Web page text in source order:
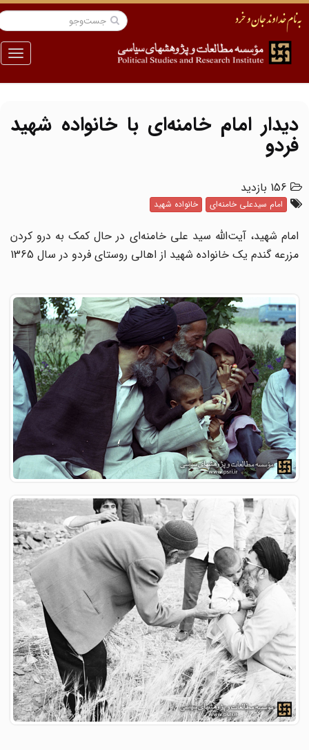
منو
دیدار امام خامنه‌ای با خانواده شهید
فردو
156 بازدید
امام سیدعلی خامنه‌ای خانواده شهید
امام شهید، آیت‌الله سید علی خامنه‌ای در حال کمک به درو کردن
مزرعه گندم یک خانواده شهید از اهالی روستای فردو در سال 1365